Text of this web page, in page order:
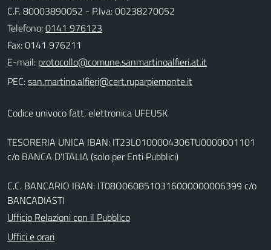
C.F. 80003890052 - P.Iva: 00238270052
Telefono:0141 976123
Fax: 0141 976211
E-mail:
PEC:
Codice univoco fatt. elettronica UFEU5K
TESORERIA UNICA IBAN: IT23L0100004306TU0000001101
c/o BANCA D'ITALIA (solo per Enti Pubblici)
C.C. BANCARIO IBAN: IT08O0608510316000000006399 c/o
BANCADIASTI
Ufficio Relazioni con il Pubblico
Uffici e orari